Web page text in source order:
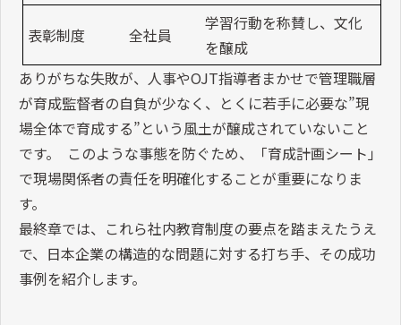
表彰制度 全社員
学習行動を称賛し、文化
を醸成
ありがちな失敗が、人事やOJT指導者まかせで管理職層
が育成監督者の自負が少なく、とくに若手に必要な”現
場全体で育成する”という風土が醸成されていないこと
です。 このような事態を防ぐため、「育成計画シート」
で現場関係者の責任を明確化することが重要になりま
す。
最終章では、これら社内教育制度の要点を踏まえたうえ
で、日本企業の構造的な問題に対する打ち手、その成功
事例を紹介します。